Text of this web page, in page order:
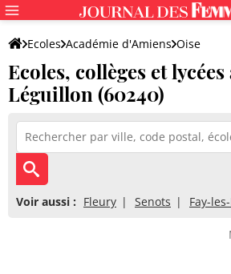
Ecoles Académie d'Amiens Oise
Ecoles, collèges et
Léguillon (60240)
Voir aussi : Fleury Senots Fay-